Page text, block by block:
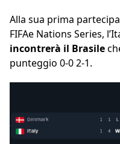
Alla sua prima
FIFAe Nations Series,
incontrerà il Brasile
punteggio 0-0 2-1.